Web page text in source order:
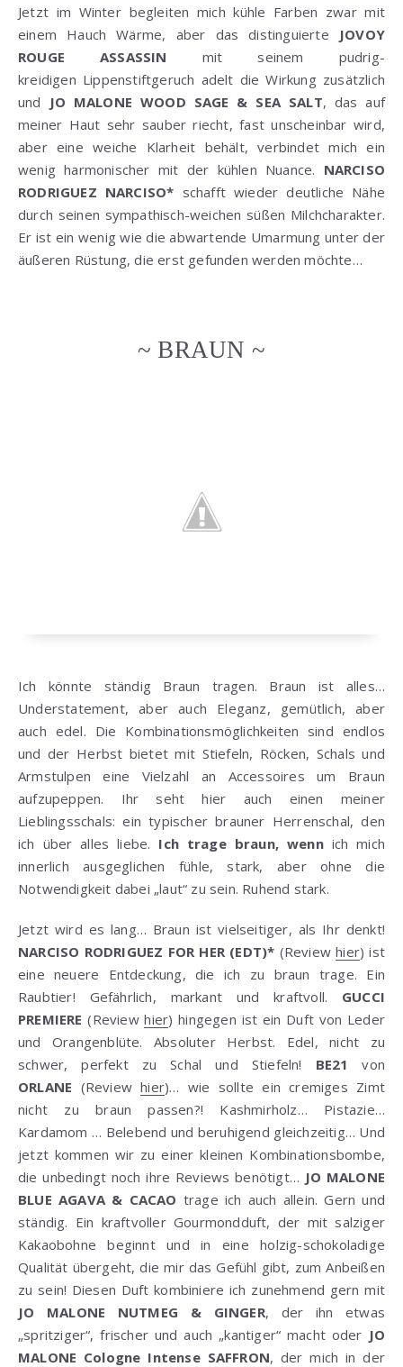
Jetzt im Winter begleiten mich kühle Farben zwar mit
einem Hauch Wärme, aber das distinguierte JOVOY
ROUGE ASSASSIN mit seinem pudrig-
kreidigen Lippenstiftgeruch adelt die Wirkung zusätzlich
und
JO MALONE WOOD SAGE & SEA SALT, das auf
meiner Haut sehr sauber riecht, fast unscheinbar wird,
aber eine weiche Klarheit behält, verbindet mich ein
wenig harmonischer mit der kühlen Nuance. NARCISO
RODRIGUEZ NARCISO* schafft wieder deutliche Nähe
durch seinen sympathisch-weichen süßen Milchcharakter.
Er ist ein wenig wie die abwartende Umarmung unter der
äußeren Rüstung, die erst gefunden werden möchte…
~ BRAUN ~
Ich könnte ständig Braun tragen. Braun ist alles…
Understatement, aber auch Eleganz, gemütlich, aber
auch edel. Die Kombinationsmöglichkeiten sind endlos
und der Herbst bietet mit Stiefeln, Röcken, Schals und
Armstulpen eine Vielzahl an Accessoires um Braun
aufzupeppen. Ihr seht hier auch einen meiner
Lieblingsschals: ein typischer brauner Herrenschal, den
ich über alles liebe. Ich trage braun, wennich mich
innerlich ausgeglichen fühle, stark, aber ohne die
Notwendigkeit dabei „laut“ zu sein. Ruhend stark.
Jetzt wird es lang… Braun ist vielseitiger, als Ihr denkt!
NARCISO RODRIGUEZ FOR HER (EDT)* (Reviewhier) ist
eine neuere Entdeckung, die ich zu braun trage. Ein
Raubtier! Gefährlich, markant und kraftvoll. GUCCI
PREMIERE(Reviewhier) hingegen ist ein Duft von Leder
und Orangenblüte. Absoluter Herbst. Edel, nicht zu
schwer, perfekt zu Schal und Stiefeln! BE21
von
ORLANE (Reviewhier)… wie sollte ein cremiges Zimt
nicht zu braun passen?! Kashmirholz… Pistazie…
Kardamom … Belebend und beruhigend gleichzeitig… Und
jetzt kommen wir zu einer kleinen Kombinationsbombe,
die unbedingt noch ihre Reviews benötigt… JO MALONE
BLUE AGAVA & CACAO trage ich auch allein. Gern und
ständig. Ein kraftvoller Gourmondduft, der mit salziger
Kakaobohne beginnt und in eine holzig-schokoladige
Qualität übergeht, die mir das Gefühl gibt, zum Anbeißen
zu sein! Diesen Duft kombiniere ich zunehmend gern mit
JO MALONE NUTMEG & GINGER, der ihn etwas
„spritziger“, frischer und auch „kantiger“ macht oder JO
MALONE Cologne Intense SAFFRON, der mich in der